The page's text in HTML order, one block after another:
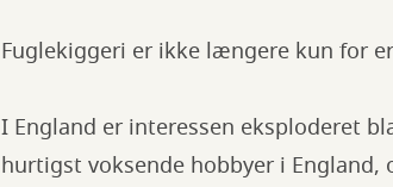
Fuglekiggeri er ikke længere kun for
I England er interessen eksploderet
hurtigst voksende hobbyer i